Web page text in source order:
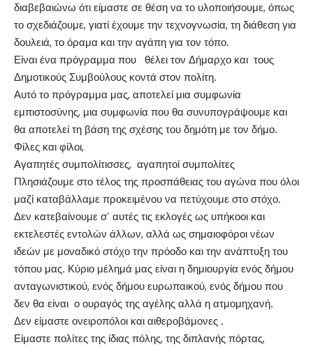
διαβεβαιώνω ότι είμαστε σε θέση να το υλοποιήσουμε, όπως
το σχεδιάζουμε, γιατί έχουμε την τεχνογνωσία, τη διάθεση για
δουλειά, το όραμα και την αγάπη για τον τόπο.
Είναι ένα πρόγραμμα που θέλει τον Δήμαρχο και τους
Δημοτικούς Συμβούλους κοντά στον πολίτη.
Αυτό το πρόγραμμα μας, αποτελεί μια συμφωνία
εμπιστοσύνης, μια συμφωνία που θα συνυπογράψουμε και
θα αποτελεί τη βάση της σχέσης του δημότη με τον δήμο.
Φίλες και φίλοι,
Αγαπητές συμπολίτισσες, αγαπητοί συμπολίτες
Πλησιάζουμε στο τέλος της προσπάθειας του αγώνα που όλοι
μαζί καταβάλλαμε προκειμένου να πετύχουμε στο στόχο.
Δεν κατεβαίνουμε σ’ αυτές τις εκλογές ως υπήκοοι και
εκτελεστές εντολών άλλων, αλλά ως σημαιοφόροι νέων
ιδεών με μοναδικό στόχο την πρόοδο και την ανάπτυξη του
τόπου μας. Κύριο μέλημά μας είναι η δημιουργία ενός δήμου
ανταγωνιστικού, ενός δήμου ευρωπαικού, ενός δήμου που
δεν θα είναι ο ουραγός της αγέλης αλλά η ατμομηχανή.
Δεν είμαστε ονειροπόλοι και αιθεροβάμονες .
Είμαστε πολίτες της ίδιας πόλης, της διπλανής πόρτας,